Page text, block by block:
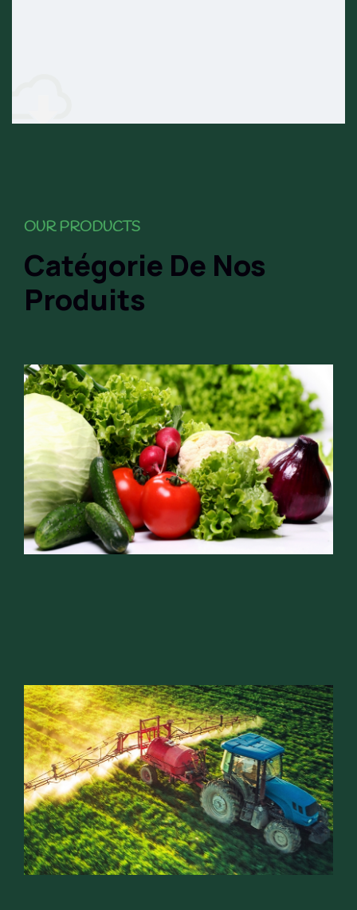
OUR PRODUCTS
Catégorie De Nos
Produits